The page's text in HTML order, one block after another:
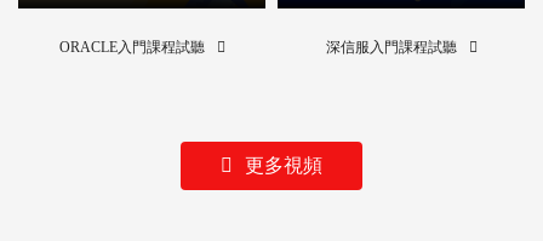
ORACLE入門課程試聽 深信服入門課程試聽
更多視頻